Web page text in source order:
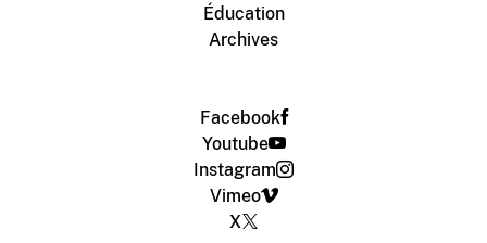
Éducation
Archives
Facebook
Youtube
Instagram
Vimeo
X